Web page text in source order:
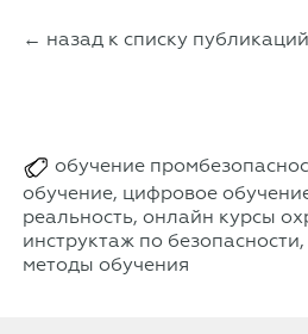
← назад к списку публикаций
обучение
обучение, цифровое
реальность, онлайн курсы
инструктаж по
методы обучения